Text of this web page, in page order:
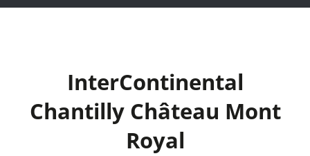
InterContinental
Chantilly Château Mont
Royal